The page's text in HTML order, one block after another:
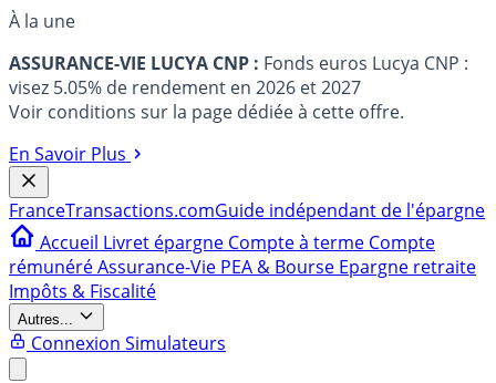
À la une
ASSURANCE-VIE LUCYA CNP : Fonds euros Lucya CNP :
visez 5.05% de rendement en 2026 et 2027
Voir conditions sur la page dédiée à cette offre.
En Savoir Plus
FranceTransactions.comGuide indépendant de l'épargne
Accueil Livret épargne Compte à terme Compte
rémunéréAssurance-Vie PEA & Bourse Epargne retraite
Impôts & Fiscalité
Autres...
Connexion Simulateurs